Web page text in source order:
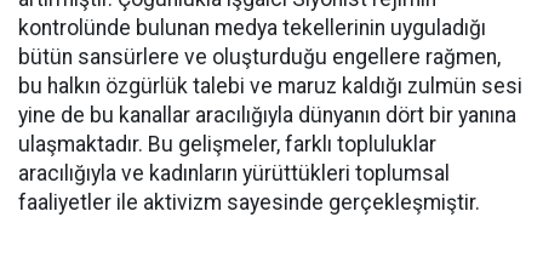
kontrolünde bulunan medya tekellerinin uyguladığı
bütün sansürlere ve oluşturduğu engellere rağmen,
bu halkın özgürlük talebi ve maruz kaldığı zulmün sesi
yine de bu kanallar aracılığıyla dünyanın dört bir yanına
ulaşmaktadır. Bu gelişmeler, farklı topluluklar
aracılığıyla ve kadınların yürüttükleri toplumsal
faaliyetler ile aktivizm sayesinde gerçekleşmiştir.